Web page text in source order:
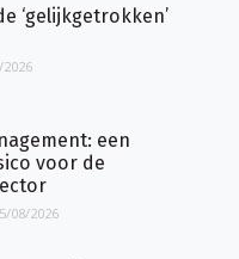
‘gelijkgetrokken’
een
voor de
08/2026